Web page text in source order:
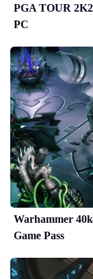
PGA TOUR
PC
Warhammer
Game Pass